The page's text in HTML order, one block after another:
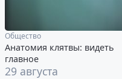
Общество
Анатомия клятвы: видеть
главное
29 августа